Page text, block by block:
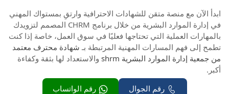
ابدأ الآن مع منصة متقن للشهادات الاحترافية وارتقِ بمستواك المهني
في إدارة الموارد البشرية من خلال برنامج CHRM المصمم لتزويدك
بالمهارات العملية التي تحتاجها فعليًا في سوق العمل، خاصة إذا كنت
تطمح إلى فهم المسارات المهنية المرتبطة بـ شهادة محترف معتمد
من جمعية إدارة الموارد البشرية shrm
والاستعداد لها بثقة وكفاءة
أكبر.
رقم الجوال
رقم الواتساب